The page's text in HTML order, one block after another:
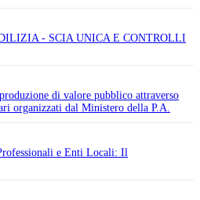
- SCIA UNICA E CONTROLLI
di valore pubblico attraverso
organizzati dal Ministero della P.A.
e Enti Locali: Il